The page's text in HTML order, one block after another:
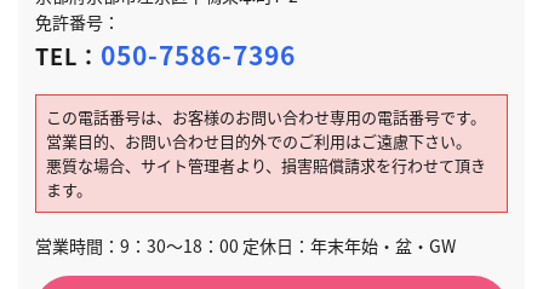
免許番号：
TEL： 050-7586-7396
この電話番号は、お客様のお問い合わせ専用の電話番号です。
営業目的、お問い合わせ目的外でのご利用はご遠慮下さい。
悪質な場合、サイト管理者より、損害賠償請求を行わせて頂き
ます。
営業時間：9：30～18：00 定休日：年末年始・盆・GW